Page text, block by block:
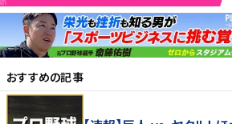
おすすめの記事